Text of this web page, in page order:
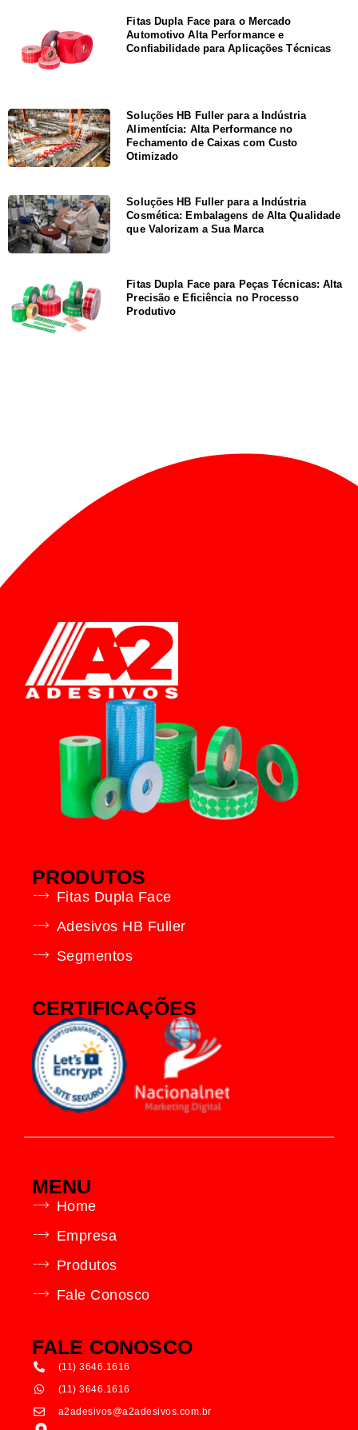
Fitas Dupla Face para o Mercado
Automotivo Alta Performance e
Confiabilidade para Aplicações Técnicas
Soluções HB Fuller para a Indústria
Alimentícia: Alta Performance no
Fechamento de Caixas com Custo
Otimizado
Soluções HB Fuller para a Indústria
Cosmética: Embalagens de Alta Qualidade
que Valorizam a Sua Marca
Fitas Dupla Face para Peças Técnicas: Alta
Precisão e Eficiência no Processo
Produtivo
PRODUTOS
Fitas Dupla Face
Adesivos HB Fuller
Segmentos
CERTIFICAÇÕES
MENU
Home
Empresa
Produtos
Fale Conosco
FALE CONOSCO
(11) 3646.1616
(11) 3646.1616
a2adesivos@a2adesivos.com.br